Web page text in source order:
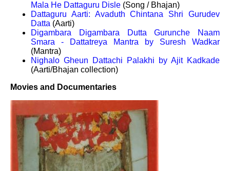
Mala He Dattaguru Disle (Song / Bhajan)
Dattaguru Aarti: Avaduth Chintana Shri Gurudev
Datta (Aarti)
Digambara Digambara Dutta Gurunche Naam
Smara - Dattatreya Mantra by Suresh Wadkar
(Mantra)
Nighalo Gheun Dattachi Palakhi by Ajit Kadkade
(Aarti/Bhajan collection)
Movies and Documentaries